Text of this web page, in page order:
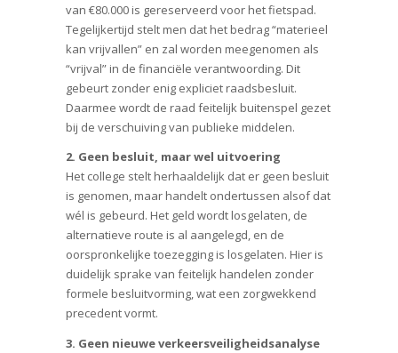
van €80.000 is gereserveerd voor het fietspad.
Tegelijkertijd stelt men dat het bedrag “materieel
kan vrijvallen” en zal worden meegenomen als
“vrijval” in de financiële verantwoording. Dit
gebeurt zonder enig expliciet raadsbesluit.
Daarmee wordt de raad feitelijk buitenspel gezet
bij de verschuiving van publieke middelen.
2. Geen besluit, maar wel uitvoering
Het college stelt herhaaldelijk dat er geen besluit
is genomen, maar handelt ondertussen alsof dat
wél is gebeurd. Het geld wordt losgelaten, de
alternatieve route is al aangelegd, en de
oorspronkelijke toezegging is losgelaten. Hier is
duidelijk sprake van feitelijk handelen zonder
formele besluitvorming, wat een zorgwekkend
precedent vormt.
3. Geen nieuwe verkeersveiligheidsanalyse